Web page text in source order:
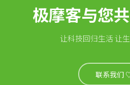
极摩客与您共
让科技回归生活 让
联系我们